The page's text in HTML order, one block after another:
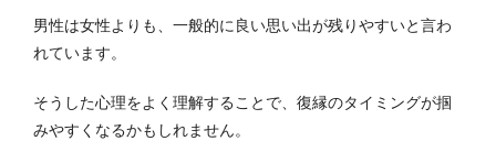
男性は女性よりも、一般的に良い思い出が残りやすいと言わ
れています。
そうした心理をよく理解することで、復縁のタイミングが掴
みやすくなるかもしれません。